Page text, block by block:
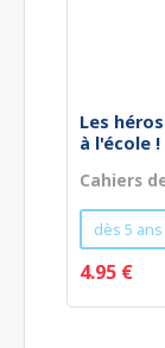
Les
à l'école !
Cahiers
dès 5 ans
4.95 €